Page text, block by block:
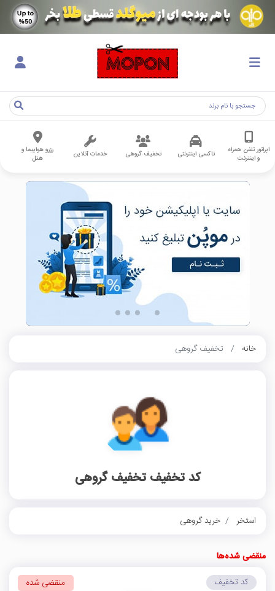
اپراتور تلفن همراه
و اینترنت
تاکسی اینترنتی تخفیف گروهی خدمات آنلاین
رزرو هواپیما و
هتل
خانه تخفیف گروهی
کد تخفیف تخفیف گروهی
استخر خرید گروهی
منقضی شده‌ها
کد تخفیف منقضی شده